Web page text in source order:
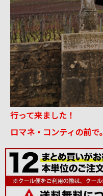
行って来ました！
ロマネ・コンティの前で。